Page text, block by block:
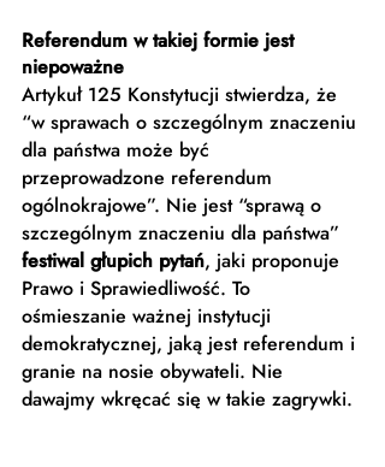
Referendum w takiej formie jest
niepoważne
Artykuł 125 Konstytucji stwierdza, że
“w sprawach o szczególnym znaczeniu
dla państwa może być
przeprowadzone referendum
ogólnokrajowe”. Nie jest “sprawą o
szczególnym znaczeniu dla państwa”
festiwal głupich pytań, jaki proponuje
Prawo i Sprawiedliwość. To
ośmieszanie ważnej instytucji
demokratycznej, jaką jest referendum i
granie na nosie obywateli. Nie
dawajmy wkręcać się w takie zagrywki.